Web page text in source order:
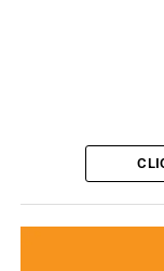
Antes da